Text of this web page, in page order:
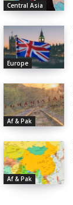
Central Asia
Europe
Af & Pak
Af & Pak